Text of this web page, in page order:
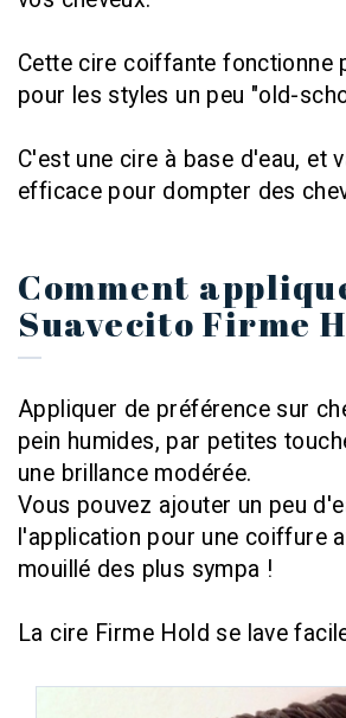
Cette cire coiffante fonctionne
pour les styles un peu "old-
C'est une cire à base d'eau, et
efficace pour dompter des
Comment
Suavecito Firme
Appliquer de préférence sur
pein humides, par petites
une brillance modérée.
Vous pouvez ajouter un peu
l'application pour une coiffure
mouillé des plus sympa !
La cire Firme Hold se lave